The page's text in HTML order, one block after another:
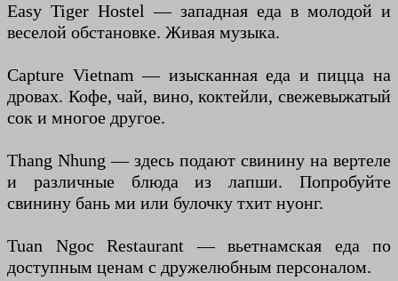
Easy Tiger Hostel — западная еда в молодой и
веселой обстановке. Живая музыка.
Capture Vietnam — изысканная еда и пицца на
дровах. Кофе, чай, вино, коктейли, свежевыжатый
сок и многое другое.
Thang Nhung — здесь подают свинину на вертеле
и различные блюда из лапши. Попробуйте
свинину бань ми или булочку тхит нуонг.
Tuan Ngoc Restaurant — вьетнамская еда по
доступным ценам с дружелюбным персоналом.